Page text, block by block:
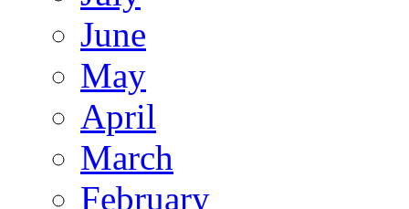
June
May
April
March
February